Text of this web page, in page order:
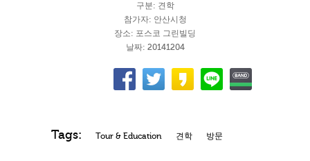
구분: 견학
참가자: 안산시청
장소: 포스코 그린빌딩
날짜: 20141204
Tags: Tour & Education 견학 방문